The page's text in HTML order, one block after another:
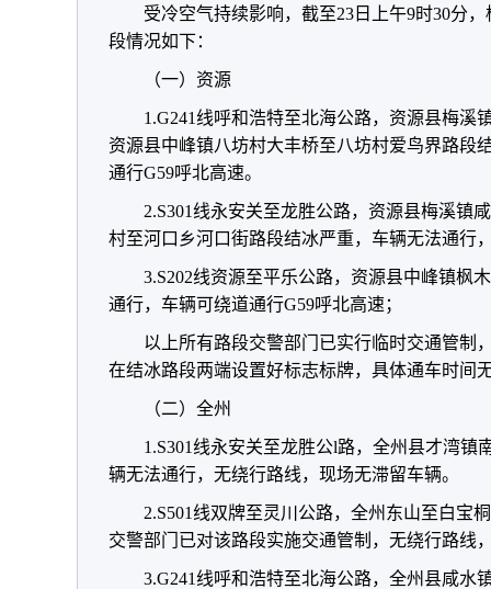
受冷空气持续影响，截至23日上午9时30分
段情况如下：
（一）资源
1.G241线呼和浩特至北海公路，资源县梅溪
资源县中峰镇八坊村大丰桥至八坊村爱鸟界路段
通行G59呼北高速。
2.S301线永安关至龙胜公路，资源县梅溪镇
村至河口乡河口街路段结冰严重，车辆无法通行
3.S202线资源至平乐公路，资源县中峰镇枫
通行，车辆可绕道通行G59呼北高速；
以上所有路段交警部门已实行临时交通管制
在结冰路段两端设置好标志标牌，具体通车时间
（二）全州
1.S301线永安关至龙胜公l路，全州县才湾
辆无法通行，无绕行路线，现场无滞留车辆。
2.S501线双牌至灵川公路，全州东山至白宝
交警部门已对该路段实施交通管制，无绕行路线
3.G241线呼和浩特至北海公路，全州县咸水